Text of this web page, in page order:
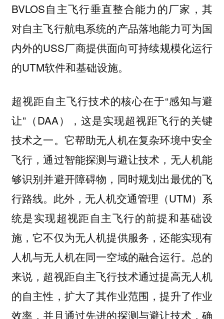
BVLOS自主飞行垂直整合能力的厂家，其
对自主飞行航电系统的产品落地能力可为国
内外的USS厂商提供面向可持续规模化运行
的UTM软件和基础设施。
超视距自主飞行技术的核心在于“感知与避
让”（DAA），这是实现超视距飞行的关键
技术之一。它帮助无人机在复杂环境中安全
飞行，通过智能探测与避让技术，无人机能
够识别并避开障碍物，同时规划出最优的飞
行路线。此外，无人机交通管理（UTM）系
统是实现超视距自主飞行的前提和基础设
施，它不仅为无人机提供服务，还能实现有
人机与无人机在同一空域的融合运行。总的
来说，超视距自主飞行技术通过提高无人机
的自主性，扩大了其作业范围，提升了作业
效率，并且通过先进的探测与避让技术，确